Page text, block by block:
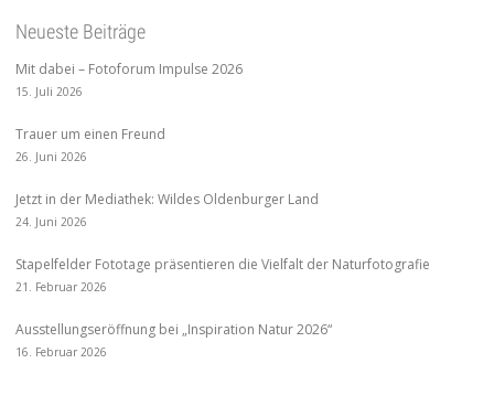
Neueste Beiträge
Mit dabei – Fotoforum Impulse 2026
15. Juli 2026
Trauer um einen Freund
26. Juni 2026
Jetzt in der Mediathek: Wildes Oldenburger Land
24. Juni 2026
Stapelfelder Fototage präsentieren die Vielfalt der Naturfotografie
21. Februar 2026
Ausstellungseröffnung bei „Inspiration Natur 2026“
16. Februar 2026